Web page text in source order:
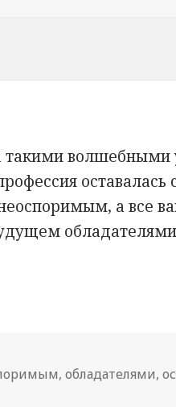
волшебными
оставалась
а все
,обладателями,